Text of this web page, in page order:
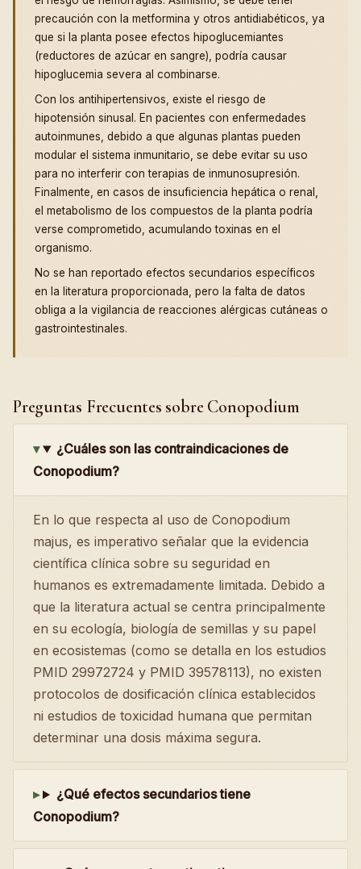
precaución con la metformina y otros antidiabéticos, ya
que si la planta posee efectos hipoglucemiantes
(reductores de azúcar en sangre), podría causar
hipoglucemia severa al combinarse.
Con los antihipertensivos, existe el riesgo de
hipotensión sinusal. En pacientes con enfermedades
autoinmunes, debido a que algunas plantas pueden
modular el sistema inmunitario, se debe evitar su uso
para no interferir con terapias de inmunosupresión.
Finalmente, en casos de insuficiencia hepática o renal,
el metabolismo de los compuestos de la planta podría
verse comprometido, acumulando toxinas en el
organismo.
No se han reportado efectos secundarios específicos
en la literatura proporcionada, pero la falta de datos
obliga a la vigilancia de reacciones alérgicas cutáneas o
gastrointestinales.
Preguntas Frecuentes sobre Conopodium
¿Cuáles son las contraindicaciones de
Conopodium?
En lo que respecta al uso de Conopodium
majus, es imperativo señalar que la evidencia
científica clínica sobre su seguridad en
humanos es extremadamente limitada. Debido a
que la literatura actual se centra principalmente
en su ecología, biología de semillas y su papel
en ecosistemas (como se detalla en los estudios
PMID 29972724 y PMID 39578113), no existen
protocolos de dosificación clínica establecidos
ni estudios de toxicidad humana que permitan
determinar una dosis máxima segura.
¿Qué efectos secundarios tiene
Conopodium?